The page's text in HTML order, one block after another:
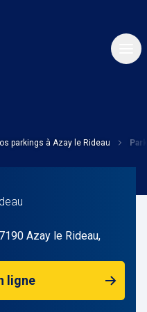
parkings à Azay le Rideau
Azay le Rideau,
ligne